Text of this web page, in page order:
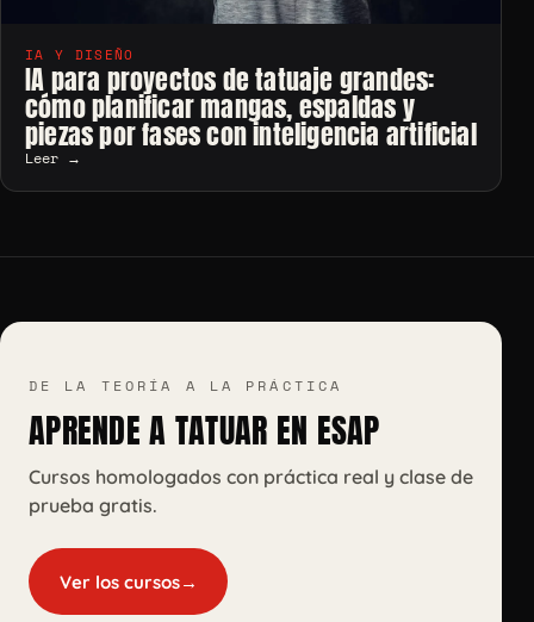
IA Y DISEÑO
IA para proyectos de tatuaje grandes:
cómo planificar mangas, espaldas y
piezas por fases con inteligencia artificial
Leer →
DE LA TEORÍA A LA PRÁCTICA
APRENDE A TATUAR EN ESAP
Cursos homologados con práctica real y clase de
prueba gratis.
Ver los cursos→